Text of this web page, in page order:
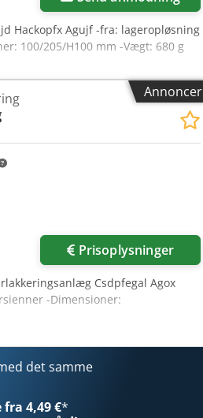
Hackopfx Agujf -fra: lageropløsning
100/205/H100 mm -Vægt: 680 g
Annoncer
Prisoplysninger
Csdpfegal Agox
-Dimensioner:
det samme
4,49 €*